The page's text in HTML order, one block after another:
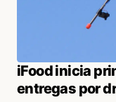
iFood inicia
entregas por